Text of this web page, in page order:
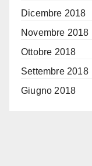
Dicembre 2018
Novembre 2018
Ottobre 2018
Settembre 2018
Giugno 2018